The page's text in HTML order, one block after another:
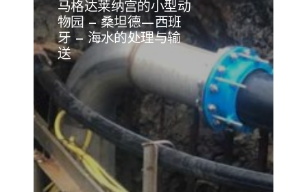
马格达莱纳宫的小型动
物园 – 桑坦德—西班
牙 – 海水的处理与输
送